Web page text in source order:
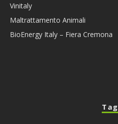
Vinitaly
Maltrattamento Animali
BioEnergy Italy – Fiera Cremona
Tag